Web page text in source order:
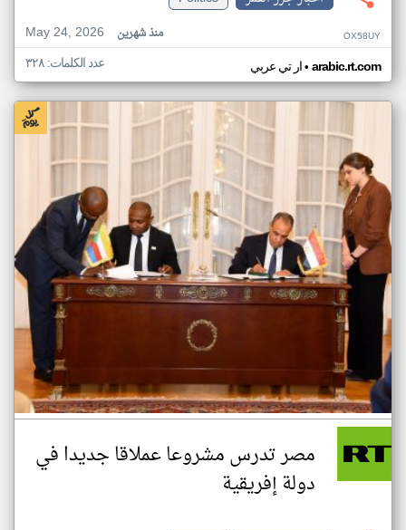
May 24, 2026
منذ شهرين OX58UY
ار تي عربي• arabic.rt.com عدد الكلمات: ٣٢٨
مصر تدرس مشروعا عملاقا جديدا في
دولة إفريقية